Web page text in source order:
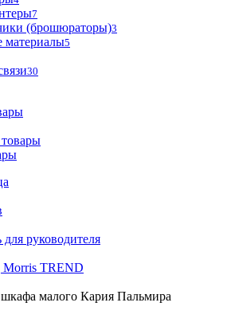
7
(брошюраторы)3
материалы5
30
руководителя
TREND
малого Кария Пальмира